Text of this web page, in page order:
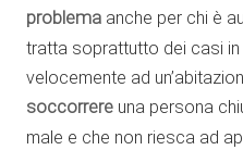
problema anche per chi è
tratta soprattutto dei casi
velocemente ad
soccorrere una persona
male e che non riesca ad